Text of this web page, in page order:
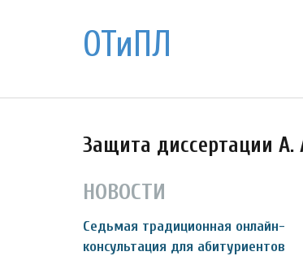
ОТиПЛ
Защита диссертации А.
НОВОСТИ
Седьмая традиционная онлайн-
консультация для абитуриентов